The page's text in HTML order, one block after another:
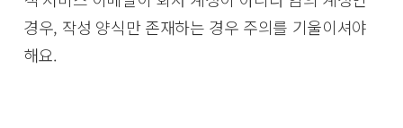
경우, 작성 양식만 존재하는 경우 주의를 기울이셔야
해요.